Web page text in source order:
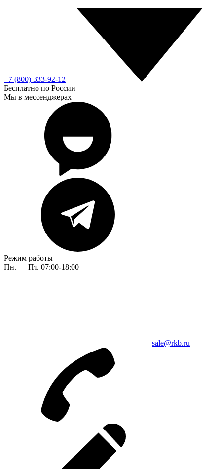
+7 (800) 333-92-12
Бесплатно по России
Мы в мессенджерах
Режим работы
Пн. — Пт. 07:00-18:00
sale@rkb.ru